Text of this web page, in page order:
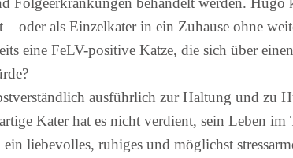
oder als Einzelkater in ein Zuhause ohne
eine FeLV-positive Katze, die sich über
ausführlich zur Haltung und zu
Kater hat es nicht verdient, sein Leben
liebevolles, ruhiges und möglichst